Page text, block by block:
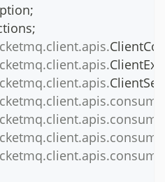
;
;
.client.apis.
.client.apis.
.client.apis.
.client.apis.
.client.apis.
.client.apis.
.client.apis.